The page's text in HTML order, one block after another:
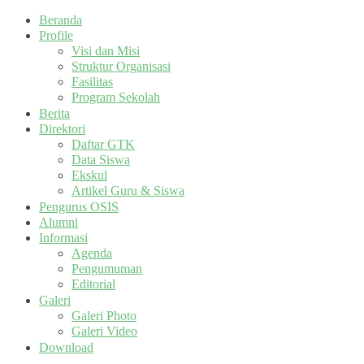
Beranda
Profile
Visi dan Misi
Struktur Organisasi
Fasilitas
Program Sekolah
Berita
Direktori
Daftar GTK
Data Siswa
Ekskul
Artikel Guru & Siswa
Pengurus OSIS
Alumni
Informasi
Agenda
Pengumuman
Editorial
Galeri
Galeri Photo
Galeri Video
Download